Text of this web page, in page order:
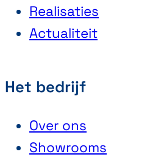
Realisaties
Actualiteit
Het bedrijf
Over ons
Showrooms